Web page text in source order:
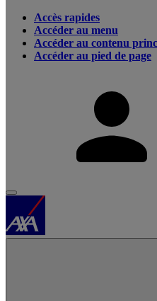
Accès rapides
Accéder au menu
Accéder au contenu
Accéder au pied de page